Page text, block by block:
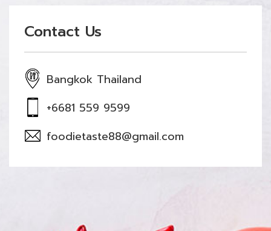
Contact Us
Bangkok Thailand
+6681 559 9599
foodietaste88@gmail.com